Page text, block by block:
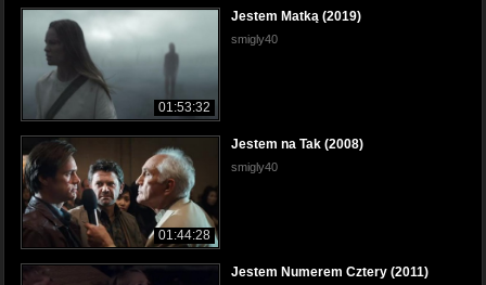
01:53:32
Jestem Matką (2019)
smigly40
01:44:28
Jestem na Tak (2008)
smigly40
Jestem Numerem Cztery (2011)